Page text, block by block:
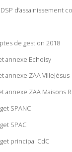
de gestion 2018
annexe Echoisy
annexe ZAA Villejésus
annexe ZAA Maisons
SPANC
SPAC
principal CdC